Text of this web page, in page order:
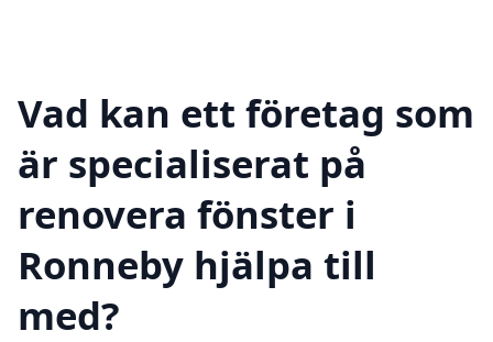
Vad kan ett företag som
är specialiserat på
renovera fönster i
Ronneby hjälpa till
med?